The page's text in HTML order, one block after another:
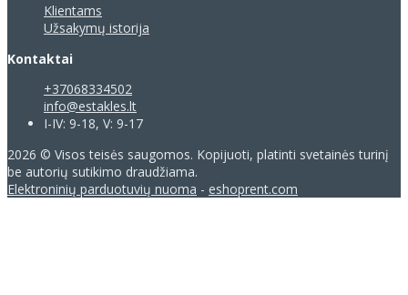
Klientams
Užsakymų istorija
Kontaktai
+37068334502
info@estakles.lt
I-IV: 9-18, V: 9-17
2026 © Visos teisės saugomos. Kopijuoti, platinti svetainės turinį
be autorių sutikimo draudžiama.
Elektroninių parduotuvių nuoma - eshoprent.com